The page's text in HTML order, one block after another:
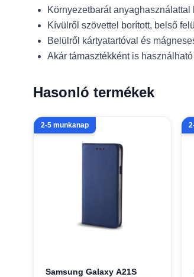
Környezetbarát anyaghasználattal
Kívülről szövettel borított, belső
Belülről kártyatartóval és
Akár támasztékként is használható
Hasonló termékek
2-5 munkanap
Samsung Galaxy A21S